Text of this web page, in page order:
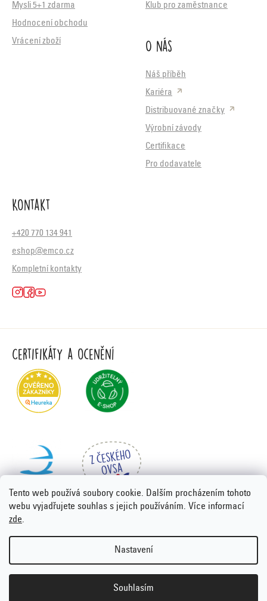
Tento web používá soubory cookie. Dalším procházením tohoto
webu vyjadřujete souhlas s jejich používáním. Více informací
zde.
Nastavení
Souhlasím
Mysli 5+1 zdarma
Hodnocení obchodu
Vrácení zboží
Klub pro zaměstnance
O nás
Náš příběh
Kariéra
Distribuované značky
Výrobní závody
Certifikace
Pro dodavatele
Kontakt
+420 770 134 941
eshop@emco.cz
Kompletní kontakty
Certifikáty a ocenění
Vytvořil Shoptet Premium
nastavení cookies